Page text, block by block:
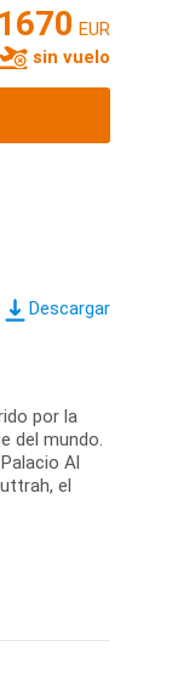
1670 EUR
sin vuelo
Descargar
por la
del mundo.
Al
el